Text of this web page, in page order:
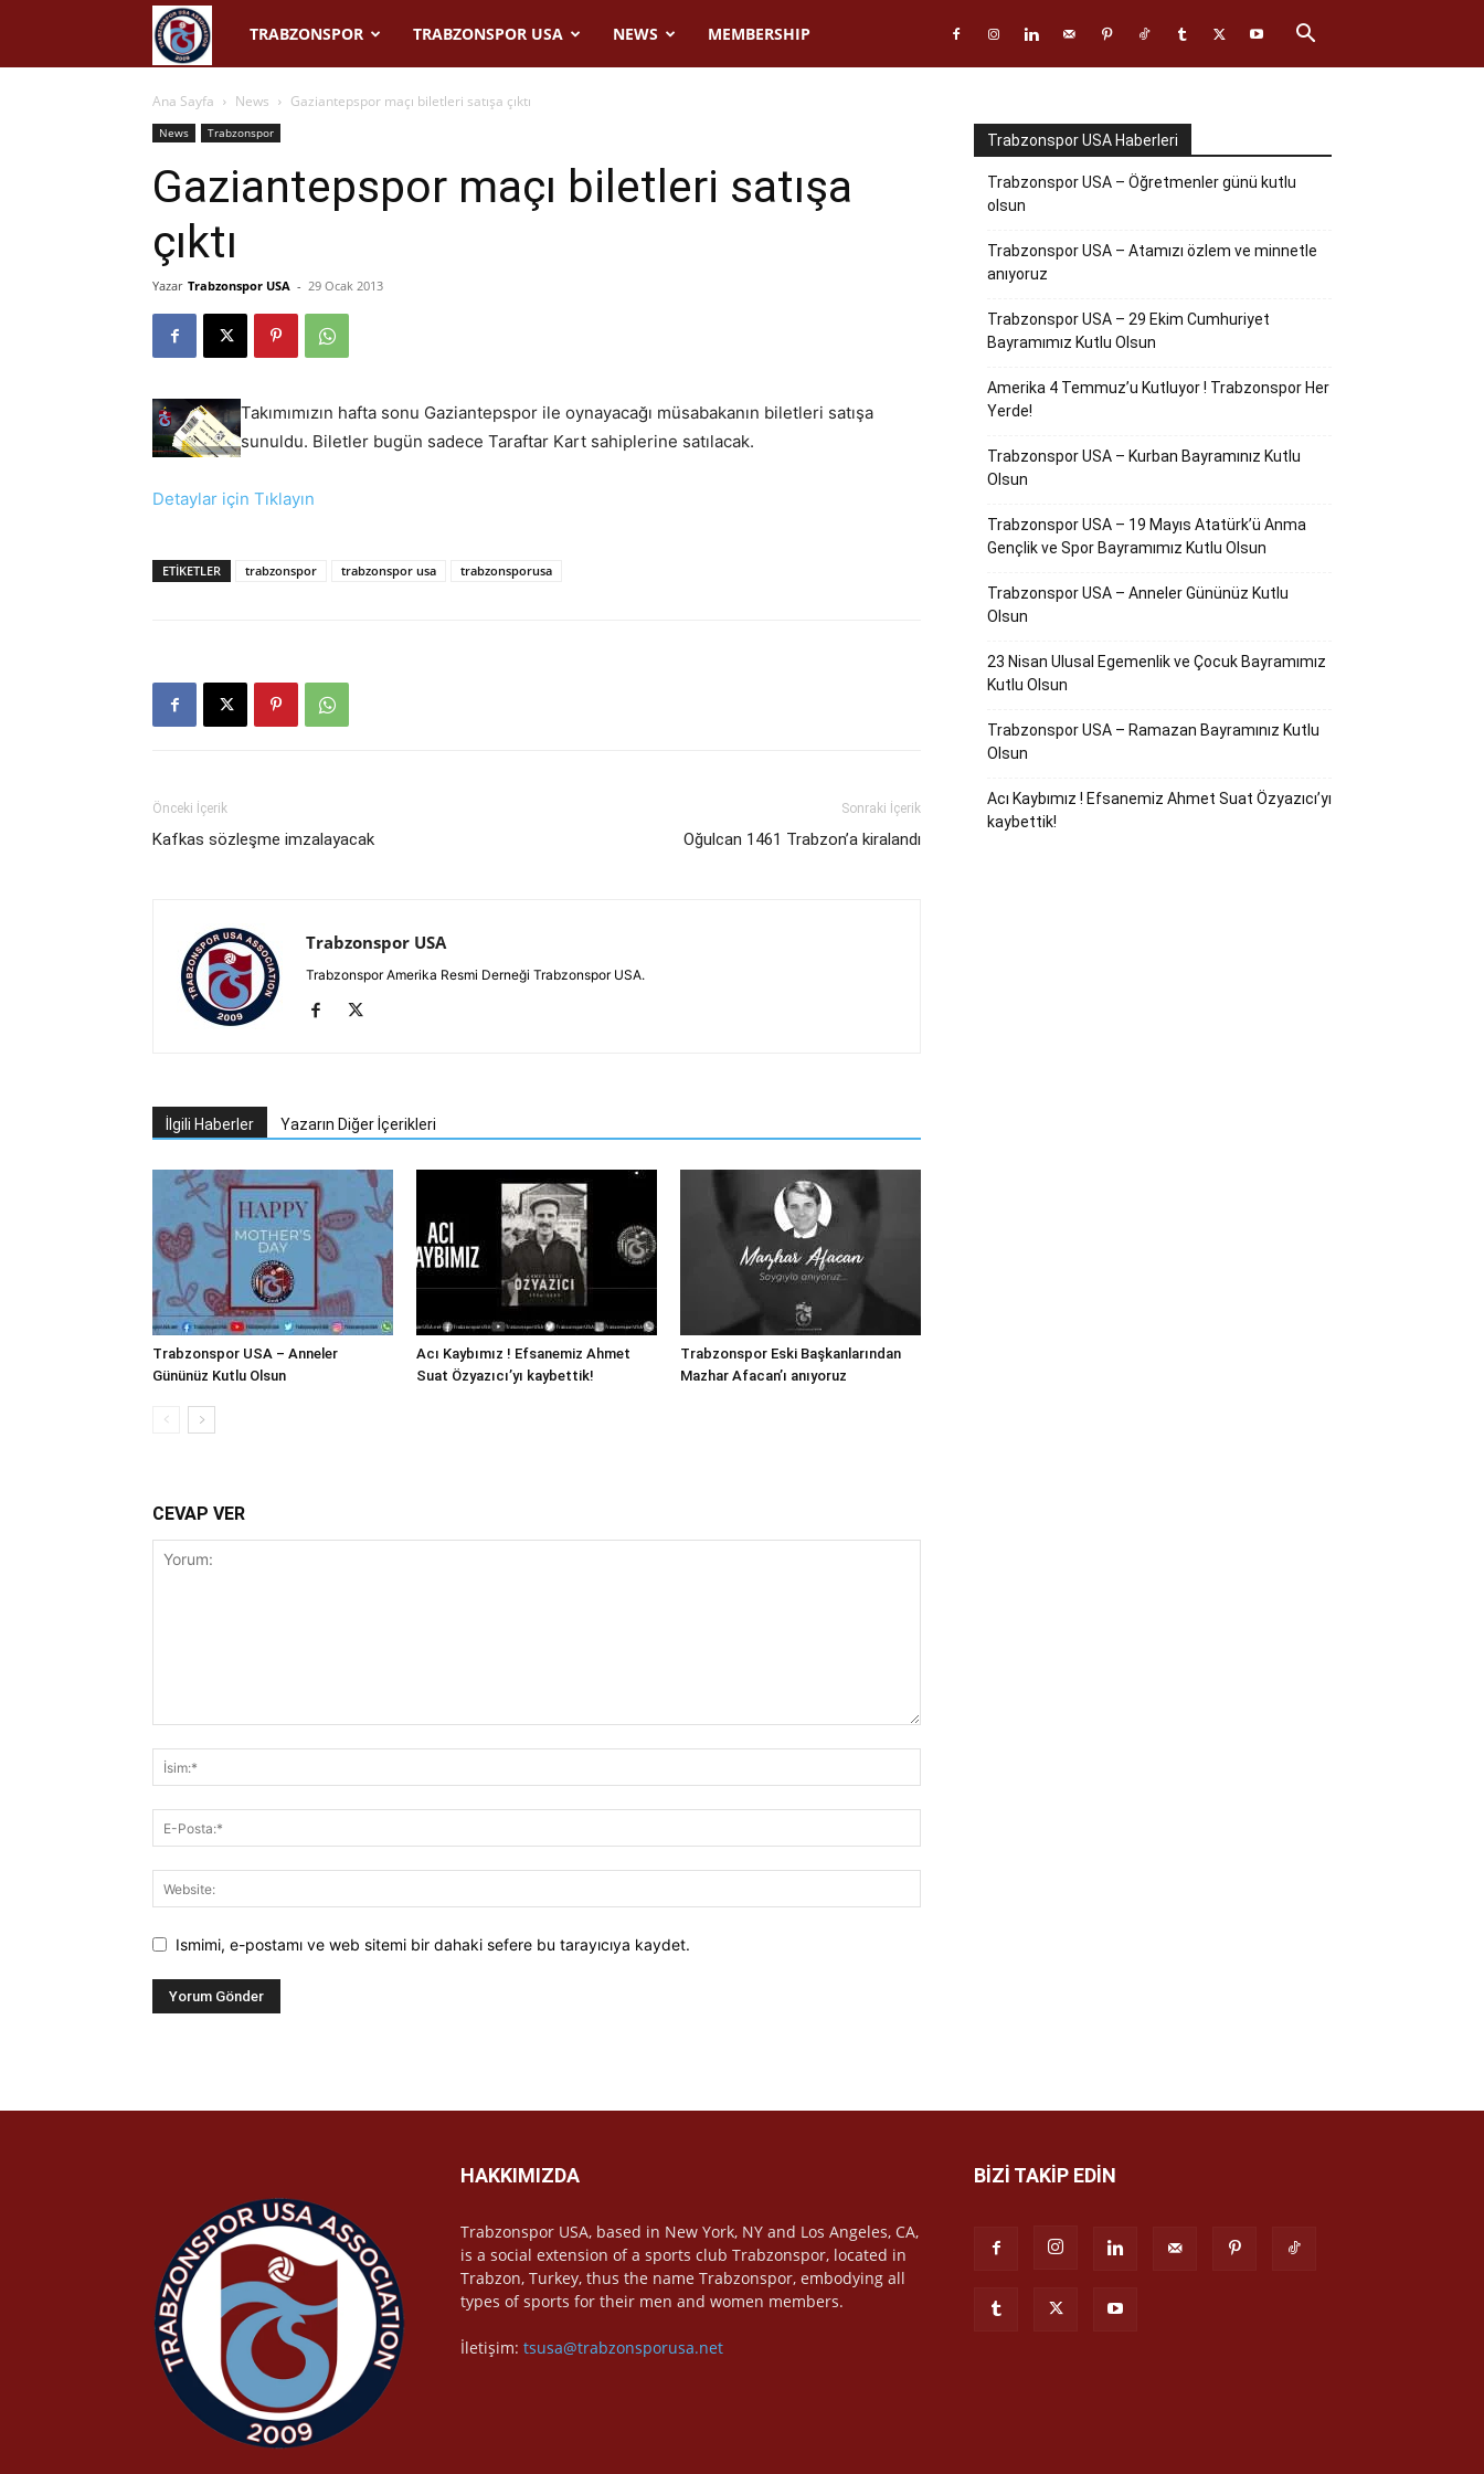
Trabzonspor
USA
TRABZONSPOR TRABZONSPOR USA NEWS MEMBERSHIP
Ana Sayfa News Gaziantepspor maçı biletleri satışa çıktı
News Trabzonspor
Gaziantepspor maçı biletleri satışa
çıktı
Yazar Trabzonspor USA - 29 Ocak 2013
Takımımızın hafta sonu Gaziantepspor ile oynayacağı müsabakanın biletleri satışa
sunuldu. Biletler bugün sadece Taraftar Kart sahiplerine satılacak.
Detaylar için Tıklayın
ETIKETLER trabzonspor trabzonspor usa trabzonsporusa
Önceki İçerik
Kafkas sözleşme imzalayacak
Sonraki İçerik
Oğulcan 1461 Trabzon’a kiralandı
Trabzonspor USA
Trabzonspor Amerika Resmi Derneği Trabzonspor USA.
İlgili Haberler Yazarın Diğer İçerikleri
Trabzonspor USA – Anneler
Gününüz Kutlu Olsun
Acı Kaybımız ! Efsanemiz Ahmet
Suat Özyazıcı’yı kaybettik!
Trabzonspor Eski Başkanlarından
Mazhar Afacan’ı anıyoruz
CEVAP VER
Ismimi, e-postamı ve web sitemi bir dahaki sefere bu tarayıcıya kaydet.
Trabzonspor USA Haberleri
Trabzonspor USA – Öğretmenler günü kutlu
olsun
Trabzonspor USA – Atamızı özlem ve minnetle
anıyoruz
Trabzonspor USA – 29 Ekim Cumhuriyet
Bayramımız Kutlu Olsun
Amerika 4 Temmuz’u Kutluyor ! Trabzonspor Her
Yerde!
Trabzonspor USA – Kurban Bayramınız Kutlu
Olsun
Trabzonspor USA – 19 Mayıs Atatürk’ü Anma
Gençlik ve Spor Bayramımız Kutlu Olsun
Trabzonspor USA – Anneler Gününüz Kutlu
Olsun
23 Nisan Ulusal Egemenlik ve Çocuk Bayramımız
Kutlu Olsun
Trabzonspor USA – Ramazan Bayramınız Kutlu
Olsun
Acı Kaybımız ! Efsanemiz Ahmet Suat Özyazıcı’yı
kaybettik!
HAKKIMIZDA
Trabzonspor USA, based in New York, NY and Los Angeles, CA,
is a social extension of a sports club Trabzonspor, located in
Trabzon, Turkey, thus the name Trabzonspor, embodying all
types of sports for their men and women members.
İletişim: tsusa@trabzonsporusa.net
BİZİ TAKİP EDİN